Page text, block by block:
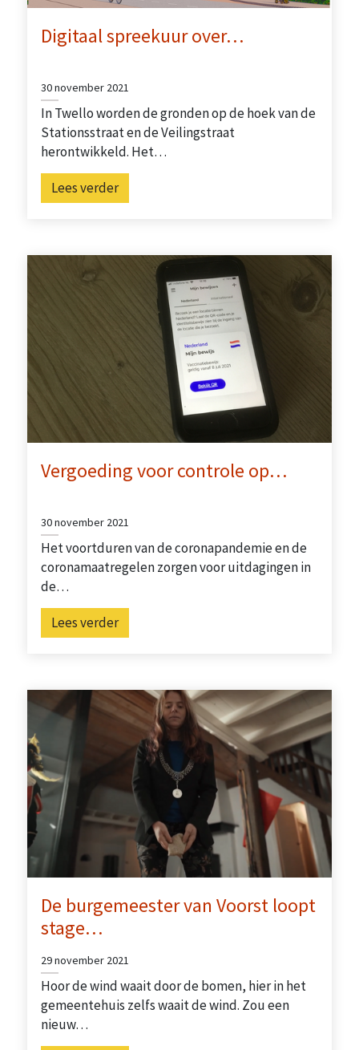
Digitaal spreekuur over…
30 november 2021
In Twello worden de gronden op de hoek van de
Stationsstraat en de Veilingstraat
herontwikkeld. Het…
Lees verder
Vergoeding voor controle op…
30 november 2021
Het voortduren van de coronapandemie en de
coronamaatregelen zorgen voor uitdagingen in
de…
Lees verder
De burgemeester van Voorst loopt
stage…
29 november 2021
Hoor de wind waait door de bomen, hier in het
gemeentehuis zelfs waait de wind. Zou een
nieuw…